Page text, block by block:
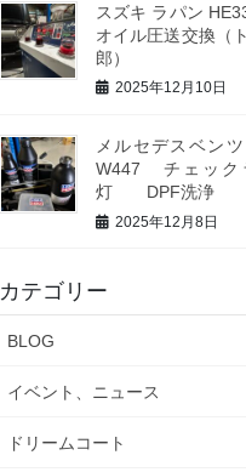
スズキ ラパン
オイル圧送交換（
郎）
2025年12月10日
メルセデスベン
W447 チェック
灯 DPF洗浄
2025年12月8日
カテゴリー
BLOG
イベント、ニュース
ドリームコート